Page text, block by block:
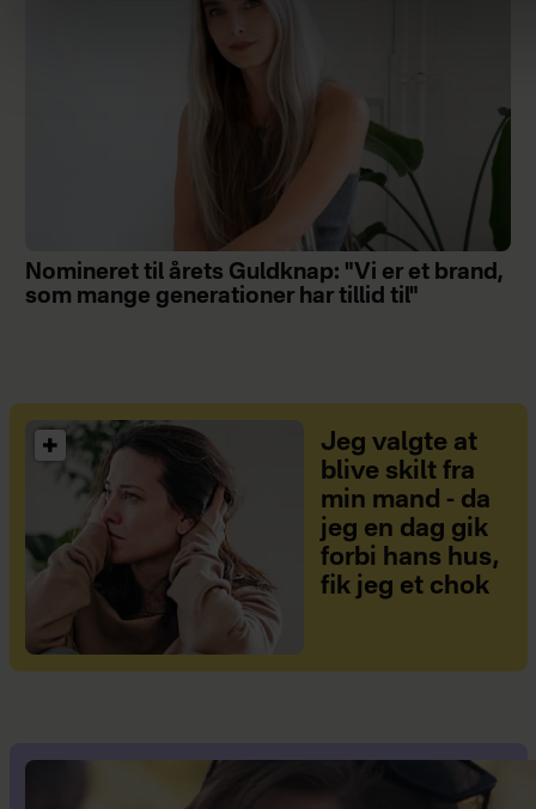
Nomineret til årets Guldknap: "Vi er et brand,
som mange generationer har tillid til"
Jeg valgte at
blive skilt fra
min mand - da
jeg en dag gik
forbi hans hus,
fik jeg et chok